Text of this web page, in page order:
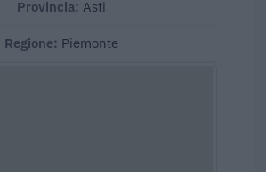
Provincia: Asti
Regione: Piemonte